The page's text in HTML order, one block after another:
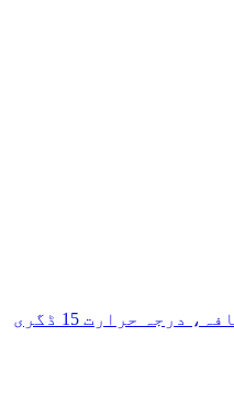
کراچی میں ٹھنڈ میں اضافہ، درجہ حرارت 15 ڈگری